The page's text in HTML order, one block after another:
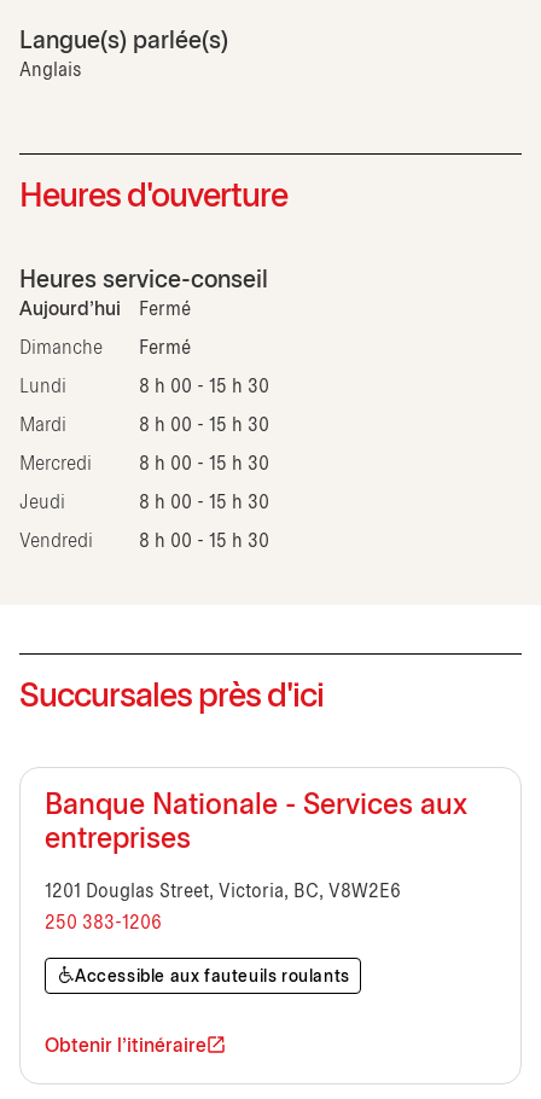
Langue(s) parlée(s)
Anglais
Heures d'ouverture
Heures service-conseil
Aujourd'hui Fermé
Dimanche Fermé
Lundi 8 h 00 - 15 h 30
Mardi 8 h 00 - 15 h 30
Mercredi 8 h 00 - 15 h 30
Jeudi 8 h 00 - 15 h 30
Vendredi 8 h 00 - 15 h 30
Succursales près d'ici
Banque Nationale - Services aux
entreprises
1201 Douglas Street, Victoria, BC, V8W2E6
250 383-1206
Accessible aux fauteuils roulants
Obtenir l'itinéraire